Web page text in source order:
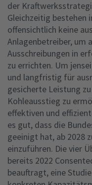
der
Gleichzeitig
offensichtlich keine
Anlagenbetreiber, um
Ausschreibungen in
zu errichten. Um
und langfristig für
gesicherte Leistung
Kohleausstieg zu
effektiven und
es gut, dass die
geeinigt hat, ab 2028
einzuführen. Die vier
bereits 2022
beauftragt, eine